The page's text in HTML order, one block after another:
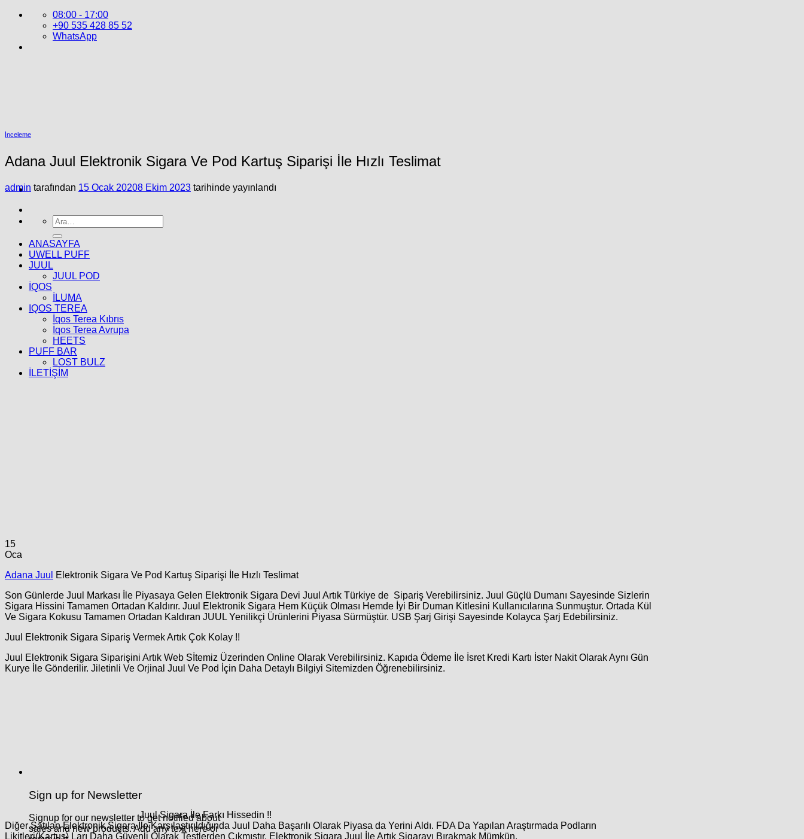
İçeriğe
08:00 - 17:00
+90 535 428 85 52
WhatsApp
Ara:
ANASAYFA
UWELL PUFF
JUUL
JUUL POD
İQOS
İLUMA
IQOS TEREA
İqos Terea Kıbrıs
İqos Terea Avrupa
HEETS
PUFF BAR
LOST BULZ
İLETİŞİM
Sign up for Newsletter
Signup for our newsletter to get notified about
sales and new products. Add any text here or
İnceleme
Adana Juul Elektronik Sigara Ve Pod Kartuş Siparişi İle Hızlı Teslimat
admin tarafından 15 Ocak 20208 Ekim 2023 tarihinde yayınlandı
15
Oca
Adana Juul
Elektronik Sigara Ve Pod Kartuş Siparişi İle Hızlı Teslimat
Son Günlerde Juul Markası İle Piyasaya Gelen Elektronik Sigara Devi Juul Artık Türkiye de Sipariş Verebilirsiniz. Juul Güçlü Dumanı Sayesinde Sizlerin
Sigara Hissini Tamamen Ortadan Kaldırır. Juul Elektronik Sigara Hem Küçük Olması Hemde İyi Bir Duman Kitlesini Kullanıcılarına Sunmuştur. Ortada Kül
Ve Sigara Kokusu Tamamen Ortadan Kaldıran JUUL Yenilikçi Ürünlerini Piyasa Sürmüştür. USB Şarj Girişi Sayesinde Kolayca Şarj Edebilirsiniz.
Juul Elektronik Sigara Sipariş Vermek Artık Çok Kolay !!
Juul Elektronik Sigara Siparişini Artık Web Sİtemiz Üzerinden Online Olarak Verebilirsiniz. Kapıda Ödeme İle İsret Kredi Kartı İster Nakit Olarak Aynı Gün
Kurye İle Gönderilir. Jiletinli Ve Orjinal Juul Ve Pod İçin Daha Detaylı Bilgiyi Sitemizden Öğrenebilirsiniz.
Juul Sigara İle Farkı Hissedin !!
Diğer Satılan Elektronik Sigara İle Karşılaştırıldığında Juul Daha Başarılı Olarak Piyasa da Yerini Aldı. FDA Da Yapılan Araştırmada Podların
Likitleri(Kartuş) Ları Daha Güvenli Olarak Testlerden Çıkmıştır. Elektronik Sigara Juul İle Artık Sigarayı Bırakmak Mümkün.